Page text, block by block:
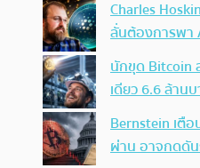
Charles
ลั่นต้องการพา
นักขุด Bitcoin
เดียว 6.6 ล้าน
Bernstein เตื
ผ่าน อาจกดดัน